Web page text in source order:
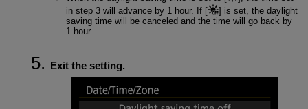
in step 3 will advance by 1 hour. If [
] is set, the daylight
saving time will be canceled and the time will go back by
1 hour.
Exit the setting.